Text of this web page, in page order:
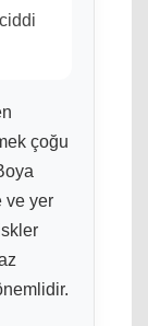
çoğu
ve yer